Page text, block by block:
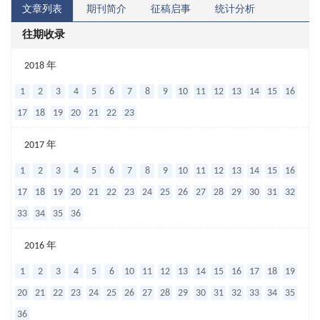
文章列表 期刊简介 征稿启事 统计分析
往期收录
2018 年
1 2 3 4 5 6 7 8 9 10 11 12 13 14 15
16
17
18 19 20 21 22 23
2017 年
1 2 3 4 5 6 7 8 9 10 11 12 13 14 15
16
17
18 19 20 21 22 23 24 25 26 27 28 29 30 31
32
33
34 35 36
2016 年
1 2 3 4 5 6 10 11 12 13 14 15 16 17 18
19
20
21 22 23 24 25 26 27 28 29 30 31 32 33 34
35
36
汀
联
红
注